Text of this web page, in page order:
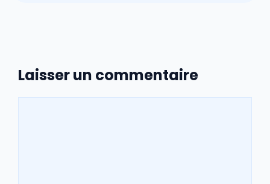
Laisser un commentaire